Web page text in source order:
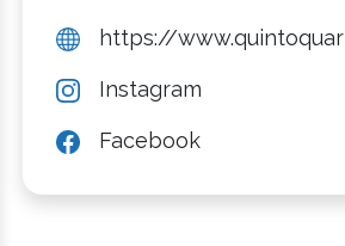
https://
Instagram
Facebook